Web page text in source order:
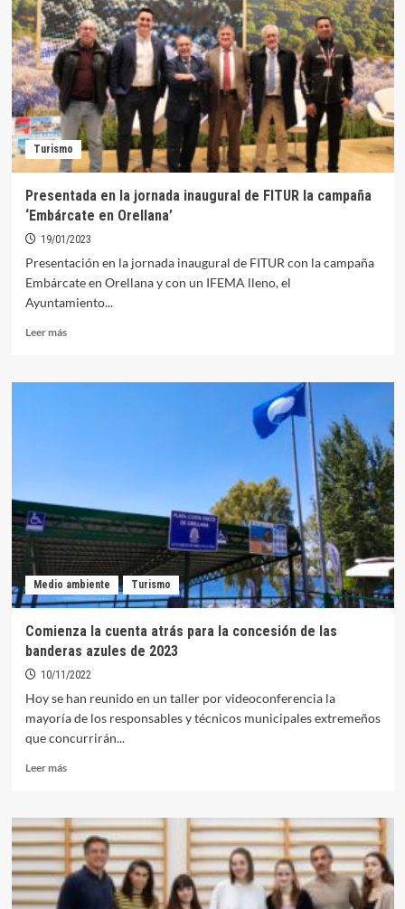
como
único
municipio
extremeño
la
Bandera
de
Sendero
Azul
Turismo
Presentada en la jornada inaugural de FITUR la campaña
‘Embárcate en Orellana’
19/01/2023
Presentación en la jornada inaugural de FITUR con la campaña
Embárcate en Orellana y con un IFEMA lleno, el
Ayuntamiento...
Leer másLeer
Presentada
la
campaña
‘Embárcate
en
Orellana’
Medio ambiente Turismo
Comienza la cuenta atrás para la concesión de las
banderas azules de 2023
10/11/2022
Hoy se han reunido en un taller por videoconferencia la
mayoría de los responsables y técnicos municipales extremeños
que concurrirán...
Leer másLeer
Comienza
la
cuenta
atrás
para